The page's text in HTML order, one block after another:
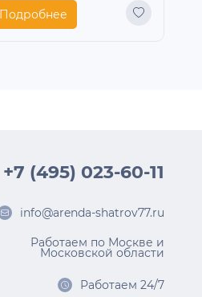
Подробнее
+7 (495) 023-60-11
info@arenda-shatrov77.ru
Работаем по Москве и
Московской области
Работаем 24/7